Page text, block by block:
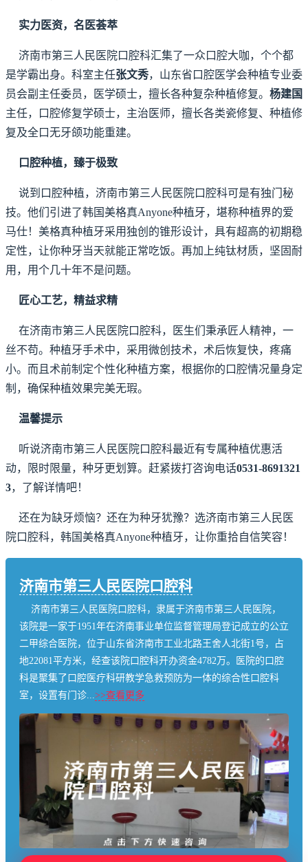
实力医资，名医荟萃
济南市第三人民医院口腔科汇集了一众口腔大咖，个个都
是学霸出身。科室主任张文秀，山东省口腔医学会种植专业委
员会副主任委员，医学硕士，擅长各种复杂种植修复。 杨建国
主任，口腔修复学硕士，主治医师，擅长各类瓷修复、种植修
复及全口无牙颌功能重建。
口腔种植，臻于极致
说到口腔种植，济南市第三人民医院口腔科可是有独门秘
技。他们引进了韩国美格真Anyone种植牙，堪称种植界的爱
马仕！美格真种植牙采用独创的锥形设计，具有超高的初期稳
定性，让你种牙当天就能正常吃饭。再加上纯钛材质，坚固耐
用，用个几十年不是问题。
匠心工艺，精益求精
在济南市第三人民医院口腔科，医生们秉承匠人精神，一
丝不苟。种植牙手术中，采用微创技术，术后恢复快，疼痛
小。而且术前制定个性化种植方案，根据你的口腔情况量身定
制，确保种植效果完美无瑕。
温馨提示
听说济南市第三人民医院口腔科最近有专属种植优惠活
动，限时限量，种牙更划算。赶紧拨打咨询电话0531-8691321
3，了解详情吧！
还在为缺牙烦恼？还在为种牙犹豫？选济南市第三人民医
院口腔科，韩国美格真Anyone种植牙，让你重拾自信笑容！
济南市第三人民医院口腔科
济南市第三人民医院口腔科，隶属于济南市第三人民医院，
该院是一家于1951年在济南事业单位监督管理局登记成立的公立
二甲综合医院，位于山东省济南市工业北路王舍人北街1号，占
地22081平方米，经查该院口腔科开办资金4782万。医院的口腔
科是聚集了口腔医疗科研教学急救预防为一体的综合性口腔科
室，设置有门诊...>>查看更多